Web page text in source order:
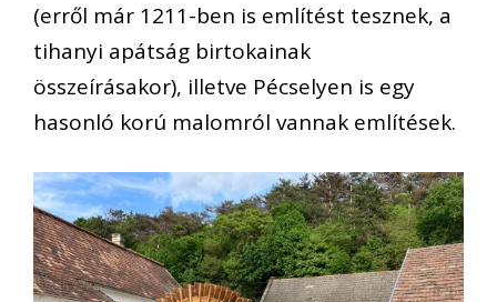
(erről már 1211-ben is említést tesznek, a
tihanyi apátság birtokainak
összeírásakor), illetve Pécselyen is egy
hasonló korú malomról vannak említések.